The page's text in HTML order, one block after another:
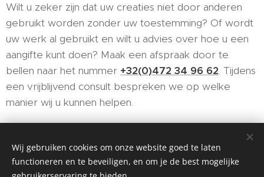
Wilt u zeker zijn dat uw creaties niet door anderen
gebruikt worden zonder uw toestemming? Of wordt
uw werk al gebruikt en wilt u advies over hoe u een
aangifte kunt doen? Maak een afspraak door te
bellen naar het nummer +32(0)472 34 96 62. Tijdens
een vrijblijvend consult bespreken we op welke
manier wij u kunnen helpen.
Advocaat Isabelle Parmentier B.V., Theofiel van
Wij gebruiken cookies om onze website goed te laten
functioneren en te beveiligen, en om je de best mogelijke